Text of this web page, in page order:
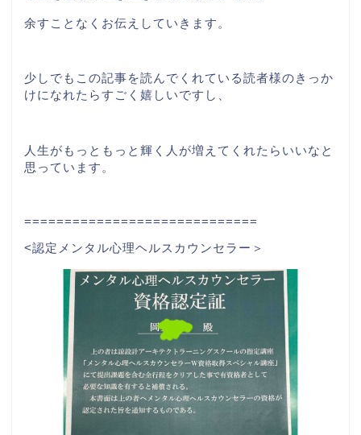
余すことなくお伝えしていきます。
少しでもこの記事を読んでくれている読者様のきっか
けになれたらすごく嬉しいですし、
人生がもっともっと輝く人が増えてくれたらいいなと
思っています。
=============================
<認定メンタル心理ヘルスカウンセラー＞